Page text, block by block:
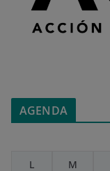
AGENDA
L
M